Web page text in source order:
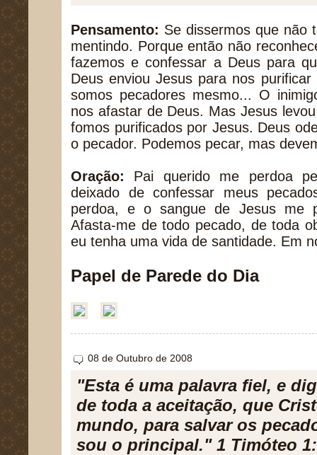
Pensamento: Se dissermos que não
mentindo. Porque então não
fazemos e confessar a Deus para
Deus enviou Jesus para nos
somos pecadores mesmo... O
nos afastar de Deus. Mas Jesus
fomos purificados por Jesus. Deus
o pecador. Podemos pecar, mas
Oração: Pai querido me perdoa
deixado de confessar meus
perdoa, e o sangue de Jesus me
Afasta-me de todo pecado, de toda
eu tenha uma vida de santidade. Em
Papel de Parede do Dia
08 de Outubro de 2008
"Esta é uma palavra fiel, e
de toda a aceitação, que
mundo, para salvar os
sou o principal." 1 Timóteo